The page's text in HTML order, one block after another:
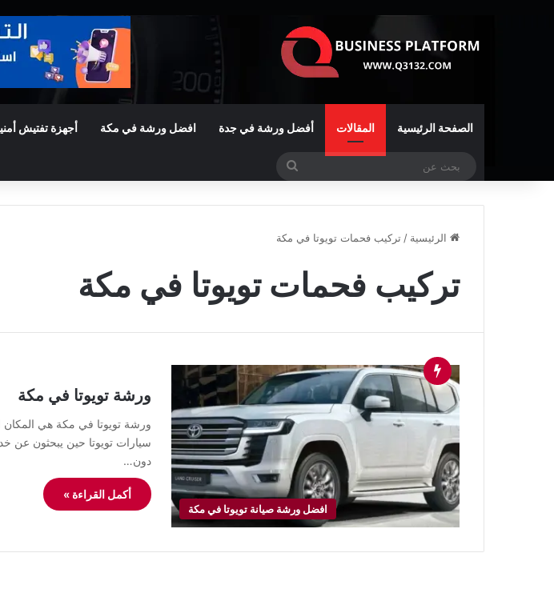
الصفحة الرئيسية المقالات أفضل ورشة في جدة افضل ورشة في مكة أجهزة تفتيش
الرئيسية / تركيب فحمات تويوتا في مكة
تركيب فحمات تويوتا في مكة
افضل ورشة صيانة تويوتا في مكة
ورشة تويوتا في مكة
ورشة تويوتا في مكة هي المكان
سيارات تويوتا حين يبحثون عن
دون…
أكمل القراءة »